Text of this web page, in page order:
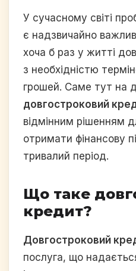
У сучасному світі
є надзвичайно
хоча б раз у житті
з необхідністю
грошей. Саме тут на
довгостроковий
відмінним рішенням
отримати фінансову
тривалий період.
Що таке
кредит?
Довгостроковий
послуга, що